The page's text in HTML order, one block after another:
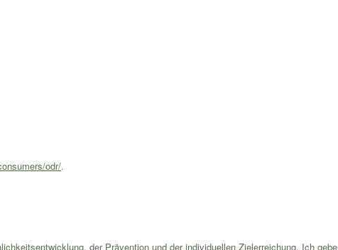
odr/.
der Prävention und der individuellen Zielerreichung. Ich gebe